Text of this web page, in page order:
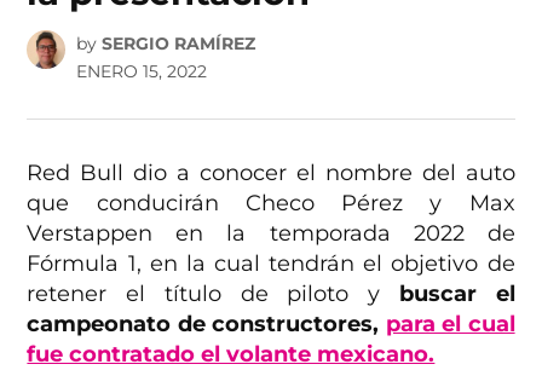
by SERGIO RAMÍREZ
ENERO 15, 2022
Red Bull dio a conocer el nombre del auto
que conducirán Checo Pérez y Max
Verstappen en la temporada 2022 de
Fórmula 1, en la cual tendrán el objetivo de
retener el título de piloto y buscar el
campeonato de constructores, para el cual
fue contratado el volante mexicano.